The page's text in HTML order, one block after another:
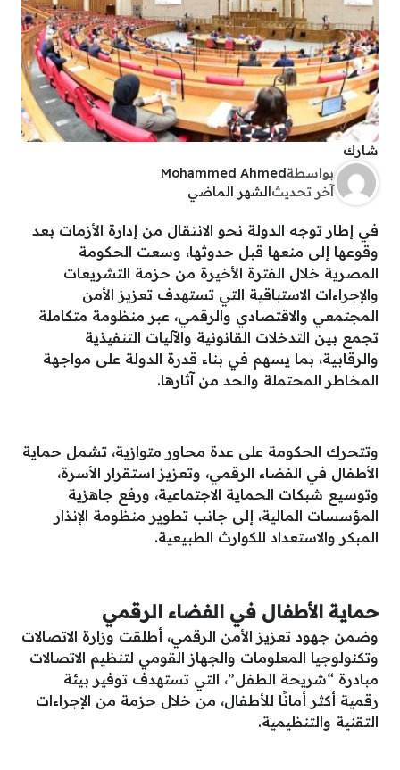
شارك
بواسطةMohammed Ahmed
آخر تحديث الشهر الماضي
في إطار توجه الدولة نحو الانتقال من إدارة الأزمات بعد
وقوعها إلى منعها قبل حدوثها، وسعت الحكومة
المصرية خلال الفترة الأخيرة من حزمة التشريعات
والإجراءات الاستباقية التي تستهدف تعزيز الأمن
المجتمعي والاقتصادي والرقمي، عبر منظومة متكاملة
تجمع بين التدخلات القانونية والآليات التنفيذية
والرقابية، بما يسهم في بناء قدرة الدولة على مواجهة
المخاطر المحتملة والحد من آثارها.
وتتحرك الحكومة على عدة محاور متوازية، تشمل حماية
الأطفال في الفضاء الرقمي، وتعزيز استقرار الأسرة،
وتوسيع شبكات الحماية الاجتماعية، ورفع جاهزية
المؤسسات المالية، إلى جانب تطوير منظومة الإنذار
المبكر والاستعداد للكوارث الطبيعية.
حماية الأطفال في الفضاء الرقمي
وضمن جهود تعزيز الأمن الرقمي، أطلقت وزارة الاتصالات
وتكنولوجيا المعلومات والجهاز القومي لتنظيم الاتصالات
مبادرة “شريحة الطفل”، التي تستهدف توفير بيئة
رقمية أكثر أمانًا للأطفال، من خلال حزمة من الإجراءات
التقنية والتنظيمية.